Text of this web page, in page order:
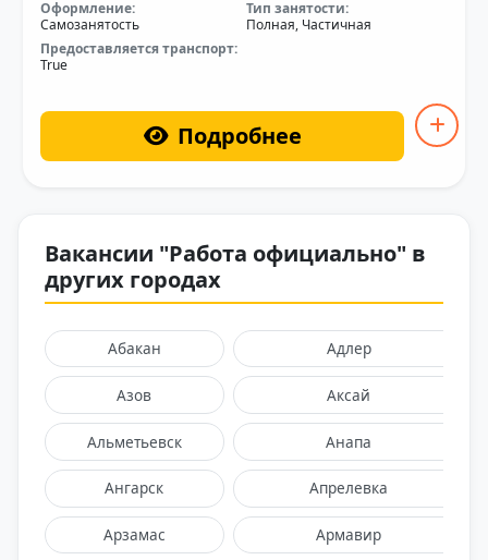
Оформление:
Самозанятость
Тип занятости:
Полная, Частичная
Предоставляется транспорт:
True
Подробнее
Вакансии "Работа официально" в
других городах
Абакан Адлер
Азов Аксай
Альметьевск Анапа
Ангарск Апрелевка
Арзамас Армавир